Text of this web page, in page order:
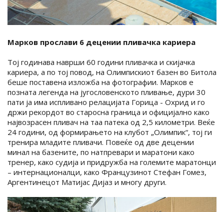
Марков прослави 6 децении пливачка кариера
Тој годинава наврши 60 години пливачка и скијачка
кариера, а по тој повод, на Олимпискиот базен во Битола
беше поставена изложба на фотографии. Марков е
позната легенда на југословенското пливање, дури 30
пати ја има испливано релацијата Горица - Охрид и го
држи рекордот во старосна граница и официјално како
највозрасен пливач на таа патека од 2,5 километри. Веќе
24 години, од формирањето на клубот „Олимпик“, тој ги
тренира младите пливачи. Повеќе од две децении
минал на базените, по натпревари и маратони како
тренер, како судија и придружба на големите маратонци
– интернационалци, како Французинот Стефан Гомез,
Аргентинецот Матијас Дијаз и многу други.